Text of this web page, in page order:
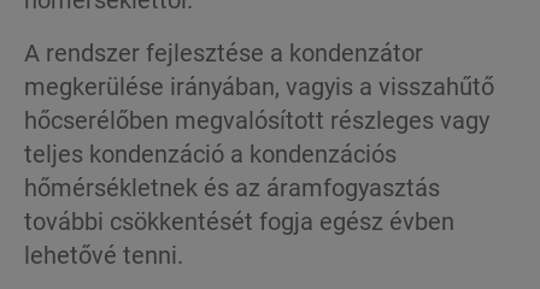
A rendszer fejlesztése a kondenzátor
megkerülése irányában, vagyis a visszahűtő
hőcserélőben megvalósított részleges vagy
teljes kondenzáció a kondenzációs
hőmérsékletnek és az áramfogyasztás
további csökkentését fogja egész évben
lehetővé tenni.